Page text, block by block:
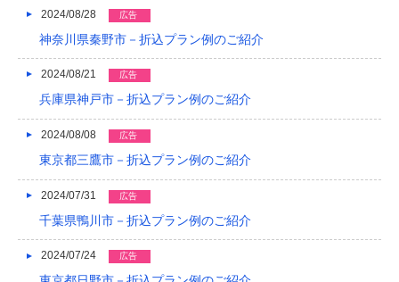
2024/08/28 広告
神奈川県秦野市－折込プラン例のご紹介
2024/08/21 広告
兵庫県神戸市－折込プラン例のご紹介
2024/08/08 広告
東京都三鷹市－折込プラン例のご紹介
2024/07/31 広告
千葉県鴨川市－折込プラン例のご紹介
2024/07/24 広告